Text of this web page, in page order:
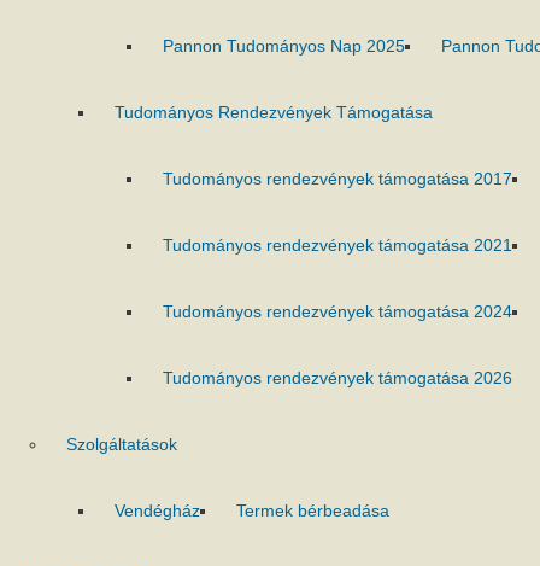
Pannon Tudományos Nap 2025 Pannon
Tudományos Rendezvények Támogatása
Tudományos rendezvények támogatása 2017
Tudományos rendezvények támogatása 2021
Tudományos rendezvények támogatása 2024
Tudományos rendezvények támogatása 2026
Szolgáltatások
Vendégház Termek bérbeadása